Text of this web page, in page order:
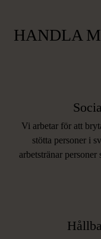
HANDLA
Vi arbetar för att
stötta personer i
arbetstränar personer